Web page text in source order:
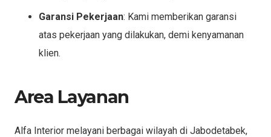
Garansi Pekerjaan: Kami memberikan garansi
atas pekerjaan yang dilakukan, demi kenyamanan
klien.
Area Layanan
Alfa Interior melayani berbagai wilayah di Jabodetabek,